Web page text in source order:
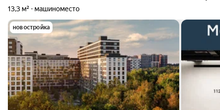
13,3 м² машиноместо
новостройка